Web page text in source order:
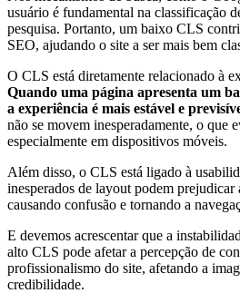
usuário é fundamental na classificação
pesquisa. Portanto, um baixo CLS
SEO, ajudando o site a ser mais bem
O CLS está diretamente relacionado à
Quando uma página apresenta um
a experiência é mais estável e
não se movem inesperadamente, o que
especialmente em dispositivos móveis.
Além disso, o CLS está ligado à
inesperados de layout podem prejudicar
causando confusão e tornando a
E devemos acrescentar que a
alto CLS pode afetar a percepção de
profissionalismo do site, afetando a
credibilidade.